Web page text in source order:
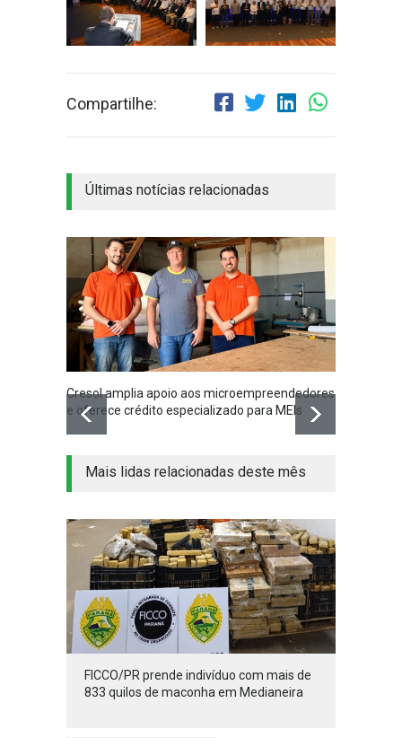
Compartilhe:
Últimas notícias relacionadas
Cresol amplia apoio aos microempreendedores
e oferece crédito especializado para MEIs
Mais lidas relacionadas deste mês
FICCO/PR prende indivíduo com mais de
833 quilos de maconha em Medianeira